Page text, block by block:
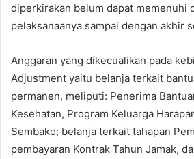
diperkirakan belum dapat memenuhi
pelaksanaanya sampai dengan akhir
Anggaran yang dikecualikan pada
Adjustment yaitu belanja terkait
permanen, meliputi: Penerima
Kesehatan, Program Keluarga
Sembako; belanja terkait tahapan
pembayaran Kontrak Tahun Jamak,